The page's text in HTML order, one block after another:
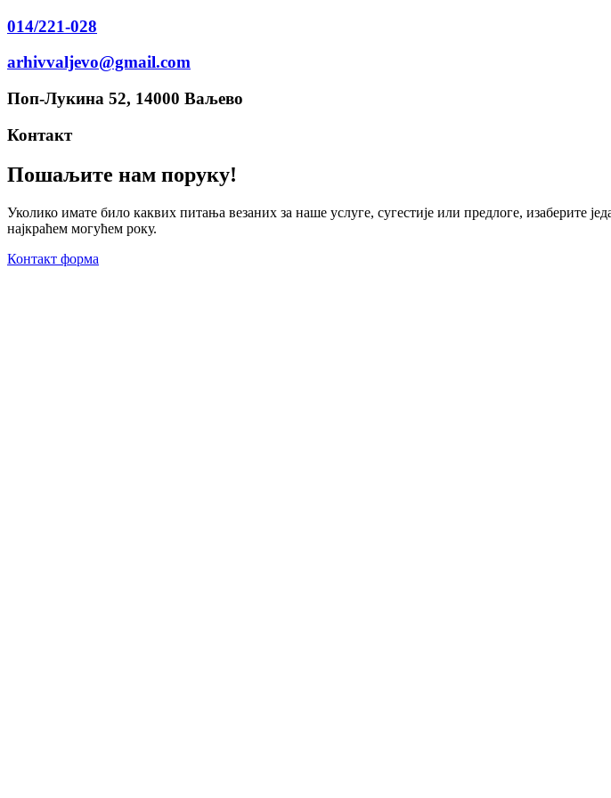
014/221-028
arhivvaljevo@gmail.com
Поп-Лукина 52, 14000 Ваљево
Контакт
Пошаљите нам поруку!
Уколико имате било каквих питања везаних за наше услуге, сугестије или предлоге, изаберите
најкраћем могућем року.
Контакт форма